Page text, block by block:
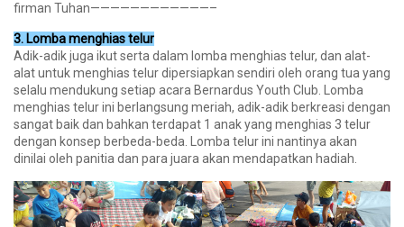
firman Tuhan————————————–
3. Lomba menghias telur
Adik-adik juga ikut serta dalam lomba menghias telur, dan alat-
alat untuk menghias telur dipersiapkan sendiri oleh orang tua yang
selalu mendukung setiap acara Bernardus Youth Club. Lomba
menghias telur ini berlangsung meriah, adik-adik berkreasi dengan
sangat baik dan bahkan terdapat 1 anak yang menghias 3 telur
dengan konsep berbeda-beda. Lomba telur ini nantinya akan
dinilai oleh panitia dan para juara akan mendapatkan hadiah.